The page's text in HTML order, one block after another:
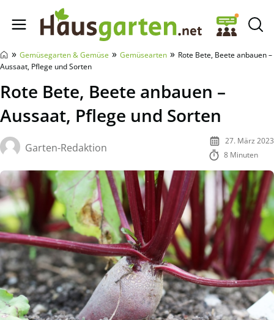
Hausgarten.net
» Gemüsegarten & Gemüse » Gemüsearten » Rote Bete, Beete anbauen –
Aussaat, Pflege und Sorten
Rote Bete, Beete anbauen –
Aussaat, Pflege und Sorten
Garten-Redaktion
27. März 2023
8 Minuten